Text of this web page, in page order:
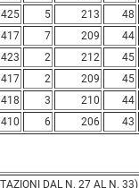
425 5 213 48
417 7 209 44
423 2 212 45
417 2 209 45
418 3 210 44
410 6 206 43
DAL N. 27 AL N. 33)